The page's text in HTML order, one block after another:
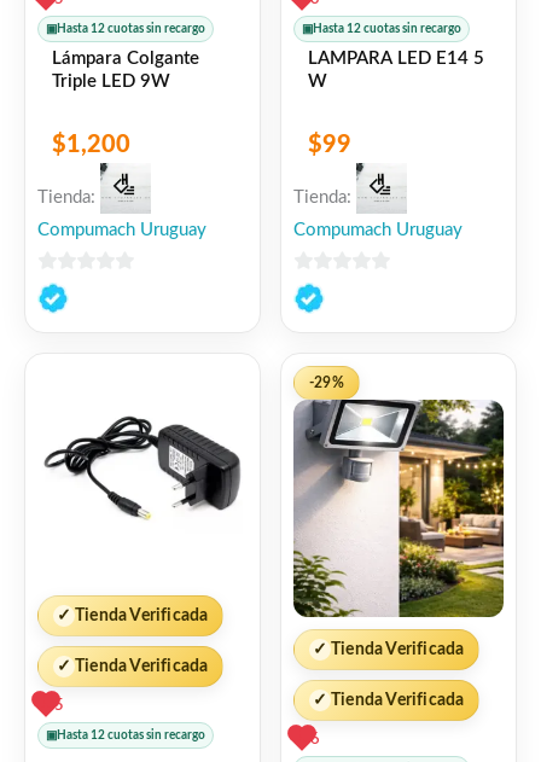
▣ Hasta 12 cuotas sin recargo
Lámpara Colgante
Triple LED 9W
$1,200
Tienda:
Compumach Uruguay
0
de
▣ Hasta 12 cuotas sin recargo
LAMPARA LED E14 5
W
$99
Tienda:
Compumach Uruguay
0
de
✓ Tienda Verificada
✓ Tienda Verificada
5
▣ Hasta 12 cuotas sin recargo
-29%
✓ Tienda Verificada
✓ Tienda Verificada
6